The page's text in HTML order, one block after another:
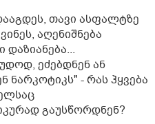
თავი ასფალტზე
აღენიშნება
დაზიანება...
ეძებდნენ ან
ნარკოტიკს" - რას ჰყვება
გაუსწორდნენ?